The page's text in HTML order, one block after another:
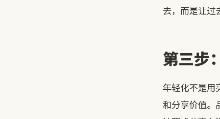
去，而是让过
第三步
年轻化不是用
和分享价值。